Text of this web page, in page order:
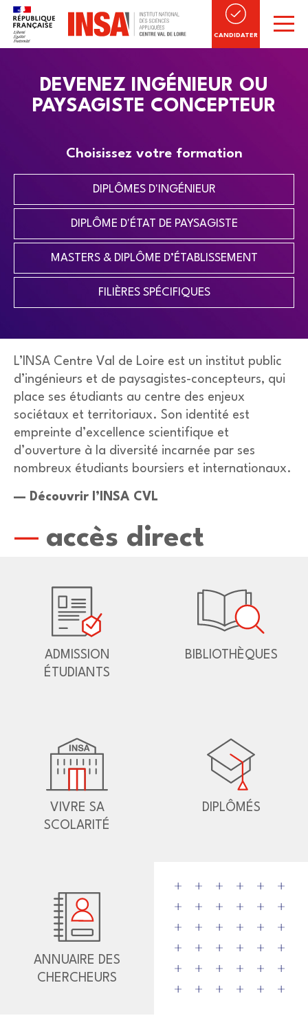
CANDIDATER
DEVENEZ INGÉNIEUR OU
PAYSAGISTE CONCEPTEUR
Choisissez votre formation
DIPLÔMES D'INGÉNIEUR
DIPLÔME D'ÉTAT DE PAYSAGISTE
MASTERS & DIPLÔME D’ÉTABLISSEMENT
FILIÈRES SPÉCIFIQUES
L’INSA Centre Val de Loire est un institut public
d’ingénieurs et de paysagistes-concepteurs, qui
place ses étudiants au centre des enjeux
sociétaux et territoriaux. Son identité est
empreinte d’excellence scientifique et
d’ouverture à la diversité incarnée par ses
nombreux étudiants boursiers et internationaux.
— Découvrir l’INSA CVL
accès direct
ADMISSION
ÉTUDIANTS
BIBLIOTHÈQUES
VIVRE SA
SCOLARITÉ
DIPLÔMÉS
ANNUAIRE DES
CHERCHEURS